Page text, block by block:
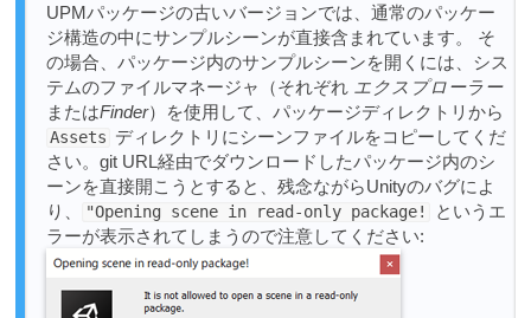
UPMパッケージの古いバージョンでは、通常のパッケー
ジ構造の中にサンプルシーンが直接含まれています。 そ
の場合、パッケージ内のサンプルシーンを開くには、シス
テムのファイルマネージャ（それぞれ エクスプローラー
またはFinder）を使用して、パッケージディレクトリから
Assets ディレクトリにシーンファイルをコピーしてくだ
さい。git URL経由でダウンロードしたパッケージ内のシ
ーンを直接開こうとすると、残念ながらUnityのバグによ
り、
"Opening scene in read-only package!
というエ
ラーが表示されてしまうので注意してください: